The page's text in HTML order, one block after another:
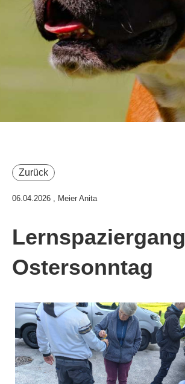
Zurück
06.04.2026 , Meier Anita
Lernspaziergang
Ostersonntag